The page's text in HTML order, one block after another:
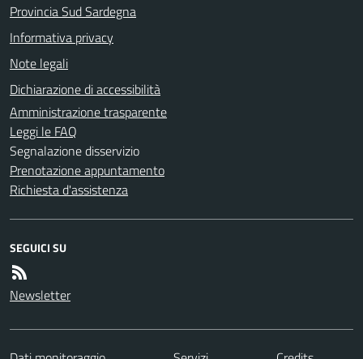
Provincia Sud Sardegna
Informativa privacy
Note legali
Dichiarazione di accessibilità
Amministrazione trasparente
Leggi le FAQ
Segnalazione disservizio
Prenotazione appuntamento
Richiesta d'assistenza
SEGUICI SU
Newsletter